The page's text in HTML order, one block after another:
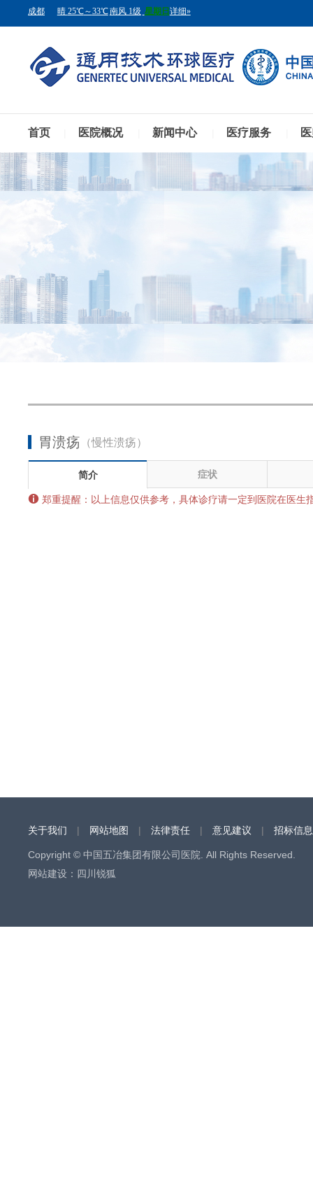
首页 医院概况 新闻中心 医疗服务
胃溃疡 （慢性溃疡）
简介 症状
 郑重提醒：以上信息仅供参考，具体诊疗请一定到医院在医生
关于我们 | 网站地图 | 法律责任 | 意见建议 | 招标信息
Copyright © 中国五冶集团有限公司医院. All Rights Reserved.
网站建设 ： 四川锐狐